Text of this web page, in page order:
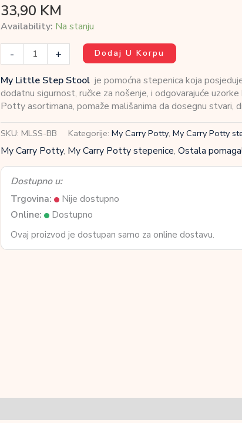
33,90 KM
Availability: Na stanju
-
Little
Step
Stool
-
Bumbar
-
Pomoćna
stepenica
količina
+ Dodaj U Korpu
My Little Step Stoolje pomoćna stepenica koja
dodatnu sigurnost, ručke za nošenje, i odgovarajuće
Potty asortimana, pomaže mališanima da dosegnu stvari,
SKU: MLSS-BB Kategorije: My Carry Potty, My Carry Potty
My Carry Potty, My Carry Potty stepenice, Ostala
Dostupno u:
Trgovina:
Nije dostupno
Online:
Dostupno
Ovaj proizvod je dostupan samo za online dostavu.